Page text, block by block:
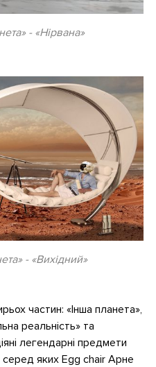
- «Нірвана»
- «Вихідний»
частин: «Інша планета»,
реальність» та
легендарні предмети
серед яких Egg chair Арне